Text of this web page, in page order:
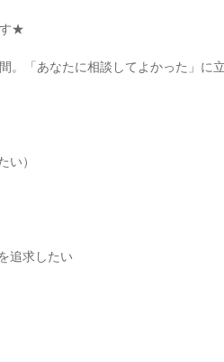
す★
。「あなたに相談してよかった」に
い）
追求したい